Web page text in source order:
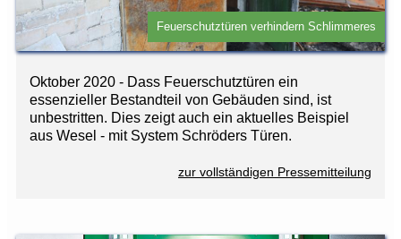
Feuerschutztüren verhindern Schlimmeres
Oktober 2020 - Dass Feuerschutztüren ein
essenzieller Bestandteil von Gebäuden sind, ist
unbestritten. Dies zeigt auch ein aktuelles Beispiel
aus Wesel - mit System Schröders Türen.
zur vollständigen Pressemitteilung